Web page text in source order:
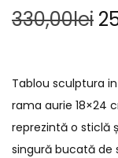
330,00lei
Tablou sculptura
rama aurie 18×24
reprezintă o sticlă
singură bucată de